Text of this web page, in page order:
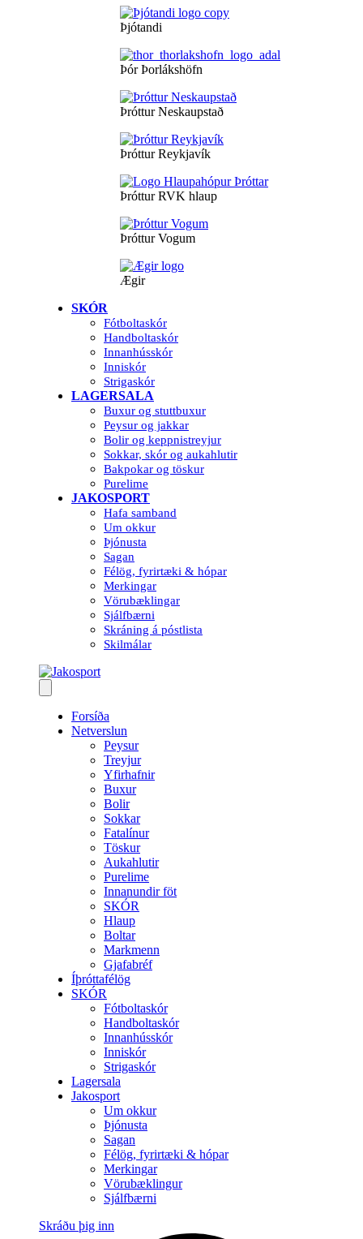
Þjótandi
Þór Þorlákshöfn
Þróttur Neskaupstað
Þróttur Reykjavík
Þróttur RVK hlaup
Þróttur Vogum
Ægir
SKÓR
Fótboltaskór
Handboltaskór
Innanhússkór
Inniskór
Strigaskór
LAGERSALA
Buxur og stuttbuxur
Peysur og jakkar
Bolir og keppnistreyjur
Sokkar, skór og aukahlutir
Bakpokar og töskur
Purelime
JAKOSPORT
Hafa samband
Um okkur
Þjónusta
Sagan
Félög, fyrirtæki & hópar
Merkingar
Vörubæklingar
Sjálfbærni
Skráning á póstlista
Skilmálar
Forsíða
Netverslun
Peysur
Treyjur
Yfirhafnir
Buxur
Bolir
Sokkar
Fatalínur
Töskur
Aukahlutir
Purelime
Innanundir föt
SKÓR
Hlaup
Boltar
Markmenn
Gjafabréf
Íþróttafélög
SKÓR
Fótboltaskór
Handboltaskór
Innanhússkór
Inniskór
Strigaskór
Lagersala
Jakosport
Um okkur
Þjónusta
Sagan
Félög, fyrirtæki & hópar
Merkingar
Vörubæklingur
Sjálfbærni
Skráðu þig inn